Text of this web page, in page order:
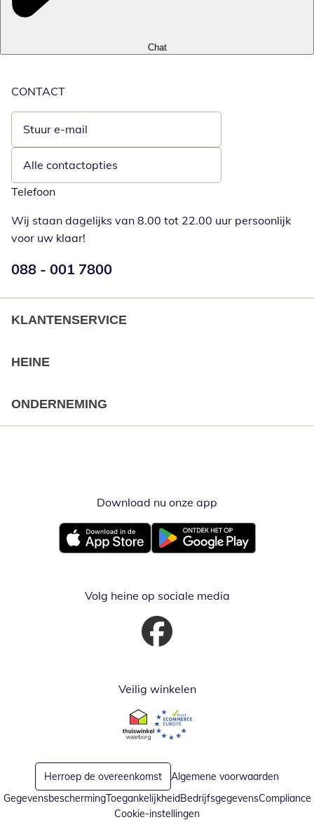
Chat
CONTACT
Stuur e-mail
Opent e-mailclient
Alle contactopties
Telefoon
Wij staan dagelijks van 8.00 tot 22.00 uur persoonlijk
voor uw klaar!
Telefoonnummer:
088 - 001 7800
KLANTENSERVICE
HEINE
ONDERNEMING
Download nu onze app
Opent in nieuw vensterOpent in nieuw venster
Volg heine op sociale media
Opent in nieuw venster
Veilig winkelen
Opent in nieuw venster
Opent in nieuw venster
Herroep de overeenkomst
Algemene voorwaarden
GegevensbeschermingToegankelijkheidBedrijfsgegevensCompliance
Cookie-instellingen